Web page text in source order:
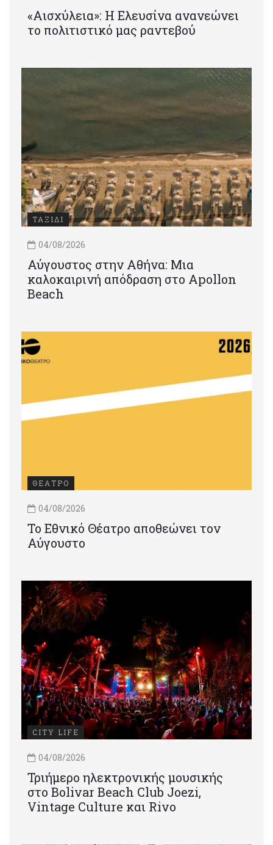
«Αισχύλεια»: Η Ελευσίνα ανανεώνει
το πολιτιστικό μας ραντεβού
ΤΑΞΙΔΙ
04/08/2026
Αύγουστος στην Αθήνα: Μια
καλοκαιρινή απόδραση στο Apollon
Beach
ΘΕΑΤΡΟ
04/08/2026
Το Εθνικό Θέατρο αποθεώνει τον
Αύγουστο
CITY LIFE
04/08/2026
Τριήμερο ηλεκτρονικής μουσικής
στο Bolivar Beach Club Joezi,
Vintage Culture και Rivo